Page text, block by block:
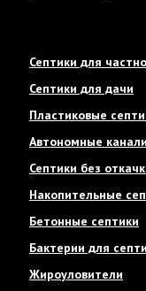
Септики для
Септики для дачи
Пластиковые
Автономные
Септики без
Накопительные
Бетонные септики
Бактерии для
Жироуловители